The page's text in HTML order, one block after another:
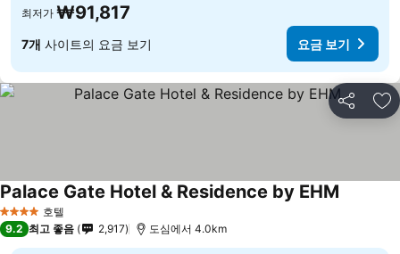
최저가 ₩91,817
7개 사이트의 요금 보기 요금 보기
공유 즐
4 성급 호텔
Palace Gate Hotel & Residence by EHM
9.2 최고 좋음 2,917 도심에서 4.0km